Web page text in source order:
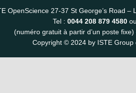
OpenScience 27-37 St George’s Road
Tel : 0044 208 879 4580 ou
(numéro gratuit à partir d’un poste fixe)
Copyright © 2024 by ISTE Group